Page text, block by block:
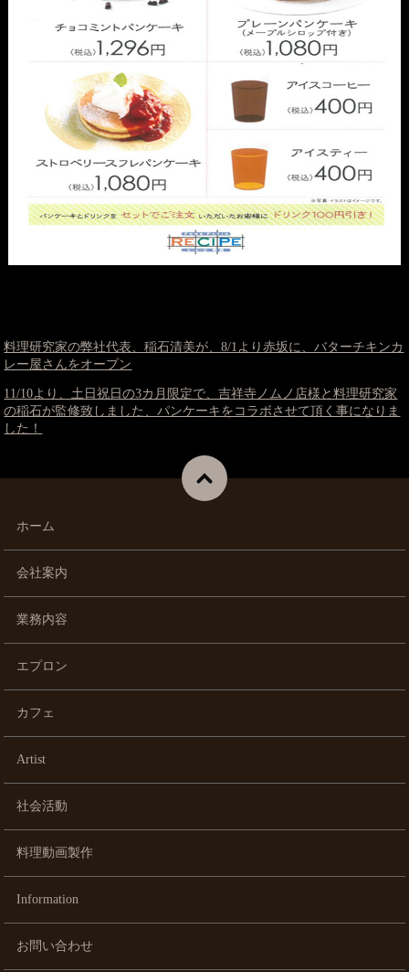
料理研究家の弊社代表、稲石清美が、8/1より赤坂に、バターチキンカ
レー屋さんをオープン
11/10より、土日祝日の3カ月限定で、吉祥寺ノムノ店様と料理研究家
の稲石が監修致しました、パンケーキをコラボさせて頂く事になりま
した！
ホーム
会社案内
業務内容
エプロン
カフェ
Artist
社会活動
料理動画製作
Information
お問い合わせ